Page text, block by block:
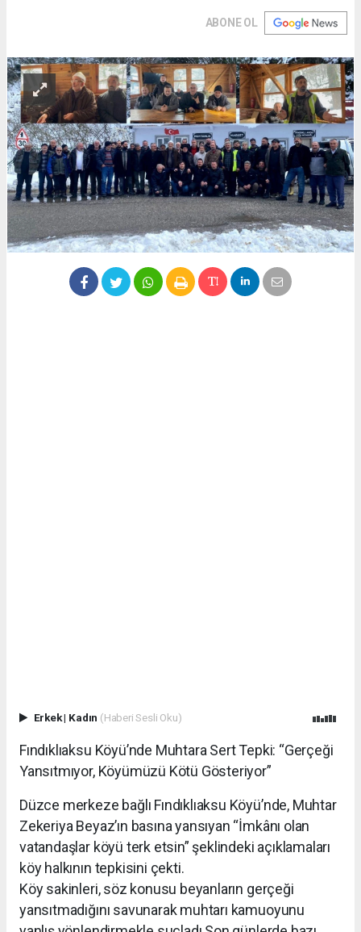
ABONE OL
Erkek| Kadın (Haberi Sesli Oku)
Fındıklıaksu Köyü’nde Muhtara Sert Tepki: “Gerçeği
Yansıtmıyor, Köyümüzü Kötü Gösteriyor”
Düzce merkeze bağlı Fındıklıaksu Köyü’nde, Muhtar
Zekeriya Beyaz’ın basına yansıyan “İmkânı olan
vatandaşlar köyü terk etsin” şeklindeki açıklamaları
köy halkının tepkisini çekti.
Köy sakinleri, söz konusu beyanların gerçeği
yansıtmadığını savunarak muhtarı kamuoyunu